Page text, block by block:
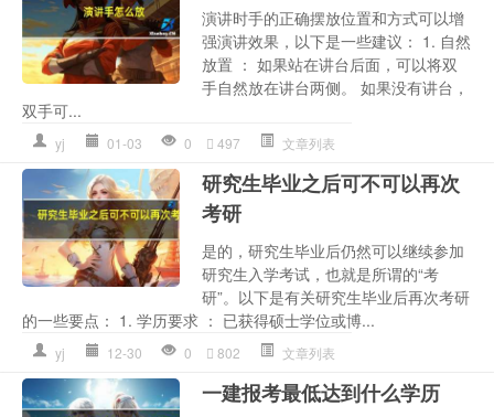
演讲时手的正确摆放位置和方式可以增
强演讲效果，以下是一些建议： 1. 自然
放置 ： 如果站在讲台后面，可以将双
手自然放在讲台两侧。 如果没有讲台，
双手可...
yj 01-03 0 497 文章列表
研究生毕业之后可不可以再次
考研
是的，研究生毕业后仍然可以继续参加
研究生入学考试，也就是所谓的“考
研”。以下是有关研究生毕业后再次考研
的一些要点： 1. 学历要求 ： 已获得硕士学位或博...
yj 12-30 0 802 文章列表
一建报考最低达到什么学历